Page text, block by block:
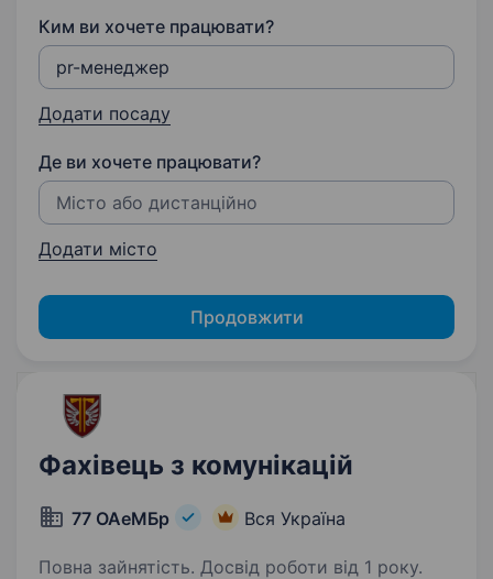
Ким ви хочете працювати?
Додати посаду
Де ви хочете працювати?
Додати місто
Продовжити
Фахівець з комунікацій
77 ОАеМБр Вся Україна
Повна зайнятість. Досвід роботи від 1 року.